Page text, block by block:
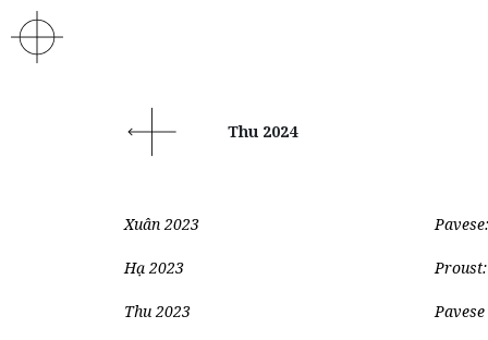
Thu 2024
Xuân 2023
Hạ 2023
Thu 2023